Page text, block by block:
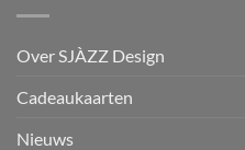
Over SJÀZZ Design
Cadeaukaarten
Nieuws